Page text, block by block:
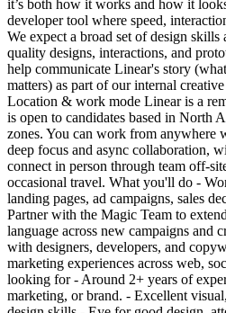
it’s both how it works and how it
developer tool where speed,
We expect a broad set of design
quality designs, interactions, and
help communicate Linear's story
matters) as part of our internal
Location & work mode Linear is a
is open to candidates based in North
zones. You can work from anywhere
deep focus and async collaboration,
connect in person through team off-
occasional travel. What you'll do -
landing pages, ad campaigns, sales
Partner with the Magic Team to
language across new campaigns and
with designers, developers, and
marketing experiences across web,
looking for - Around 2+ years of
marketing, or brand. - Excellent